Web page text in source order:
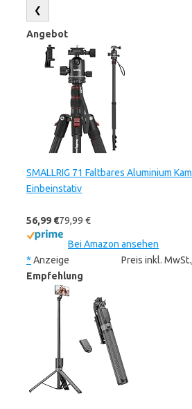
❮
Angebot
SMALLRIG 71 Faltbares Aluminium
Einbeinstativ
56,99 €79,99 €
Bei Amazon ansehen
* Anzeige
Preis inkl.
Empfehlung